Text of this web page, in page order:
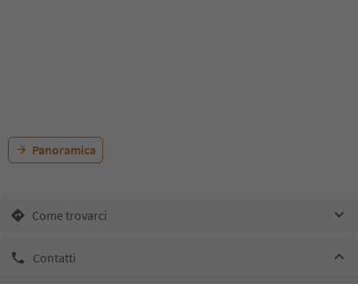
Panoramica
Come trovarci
Contatti